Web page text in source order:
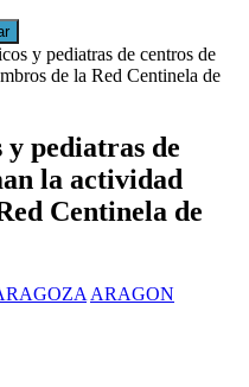
y pediatras de centros de
de la Red Centinela de
y pediatras de
la actividad
Centinela de
ARAGON